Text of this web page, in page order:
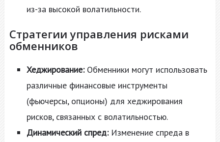
из-за высокой волатильности.
Стратегии управления рисками
обменников
Хеджирование:Обменники могут использовать
различные финансовые инструменты
(фьючерсы, опционы) для хеджирования
рисков, связанных с волатильностью.
Динамический спред:Изменение спреда в